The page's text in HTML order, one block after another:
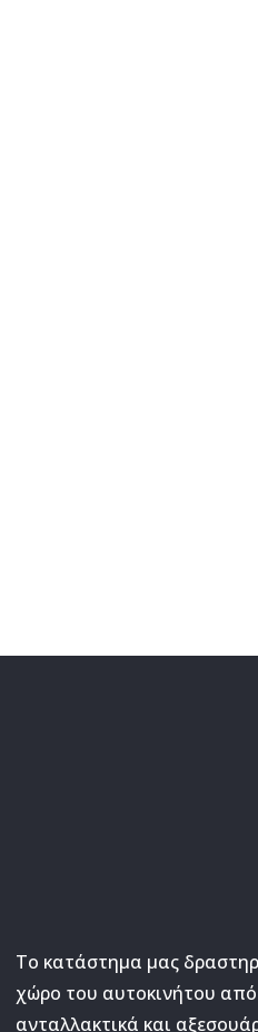
Το κατάστημα μας
χώρο του αυτοκινήτου
ανταλλακτικά και